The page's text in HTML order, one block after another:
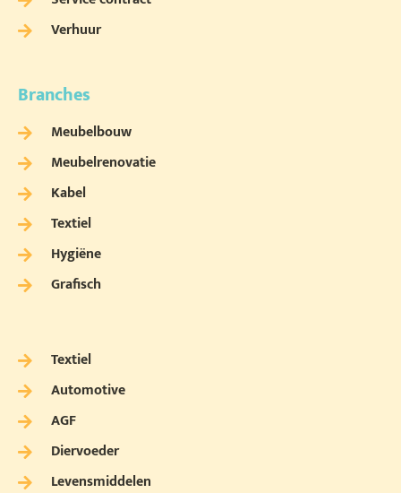
Verhuur
Branches
Meubelbouw
Meubelrenovatie
Kabel
Textiel
Hygiëne
Grafisch
Textiel
Automotive
AGF
Diervoeder
Levensmiddelen